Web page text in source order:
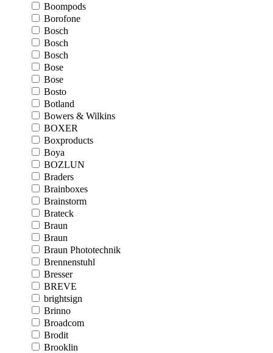
Boompods
Borofone
Bosch
Bosch
Bosch
Bose
Bose
Bosto
Botland
Bowers & Wilkins
BOXER
Boxproducts
Boya
BOZLUN
Braders
Brainboxes
Brainstorm
Brateck
Braun
Braun
Braun Phototechnik
Brennenstuhl
Bresser
BREVE
brightsign
Brinno
Broadcom
Brodit
Brooklin